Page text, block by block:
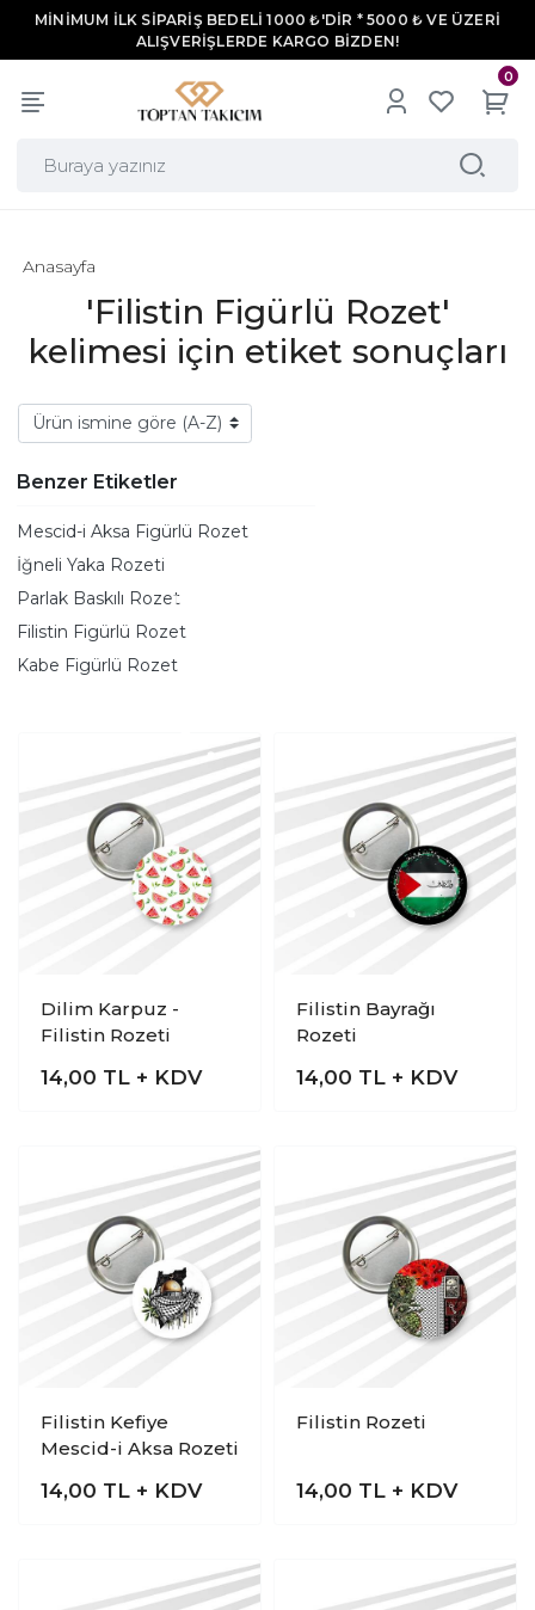
MİNİMUM İLK SİPARİŞ BEDELİ 1000 ₺'DİR * 5000 ₺ VE ÜZERİ
ALIŞVERİŞLERDE KARGO BİZDEN!
0
'Filistin Figürlü Rozet'
kelimesi için etiket sonuçları
Anasayfa
Benzer Etiketler
Mescid-i Aksa Figürlü Rozet
İğneli Yaka Rozeti
Parlak Baskılı Rozet
Filistin Figürlü Rozet
Kabe Figürlü Rozet
Dilim Karpuz -
Filistin Rozeti
14,00 TL + KDV
Filistin Bayrağı
Rozeti
14,00 TL + KDV
Filistin Kefiye
Mescid-i Aksa Rozeti
14,00 TL + KDV
Filistin Rozeti
14,00 TL + KDV